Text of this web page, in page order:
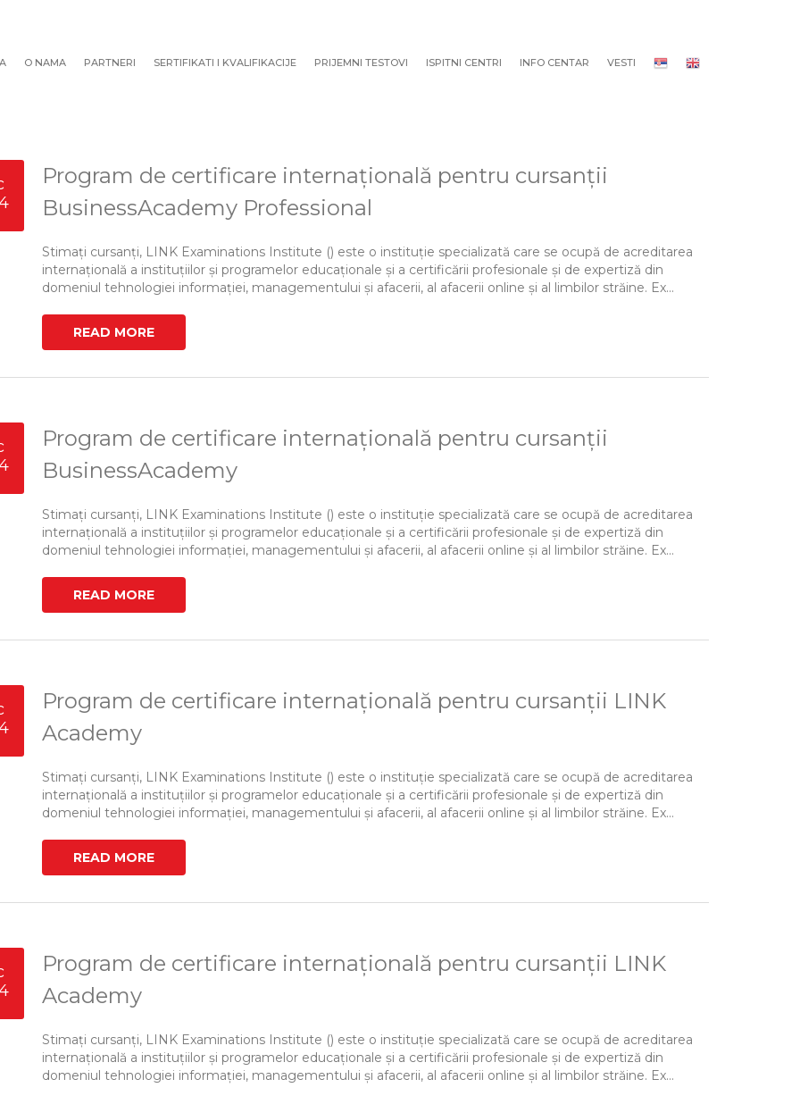
O NAMA PARTNERI SERTIFIKATI I KVALIFIKACIJE PRIJEMNI TESTOVI ISPITNI CENTRI INFO CENTAR VESTI
Program de certificare internațională pentru cursanții
BusinessAcademy Professional
Stimați cursanți, LINK Examinations Institute () este o instituție specializată care se ocupă de acreditarea
internațională a instituțiilor și programelor educaționale și a certificării profesionale și de expertiză din
domeniul tehnologiei informației, managementului și afacerii, al afacerii online și al limbilor străine. Ex...
READ MORE
Program de certificare internațională pentru cursanții
BusinessAcademy
Stimați cursanți, LINK Examinations Institute () este o instituție specializată care se ocupă de acreditarea
internațională a instituțiilor și programelor educaționale și a certificării profesionale și de expertiză din
domeniul tehnologiei informației, managementului și afacerii, al afacerii online și al limbilor străine. Ex...
READ MORE
Program de certificare internațională pentru cursanții LINK
Academy
Stimați cursanți, LINK Examinations Institute () este o instituție specializată care se ocupă de acreditarea
internațională a instituțiilor și programelor educaționale și a certificării profesionale și de expertiză din
domeniul tehnologiei informației, managementului și afacerii, al afacerii online și al limbilor străine. Ex...
READ MORE
Program de certificare internațională pentru cursanții LINK
Academy
Stimați cursanți, LINK Examinations Institute () este o instituție specializată care se ocupă de acreditarea
internațională a instituțiilor și programelor educaționale și a certificării profesionale și de expertiză din
domeniul tehnologiei informației, managementului și afacerii, al afacerii online și al limbilor străine. Ex...